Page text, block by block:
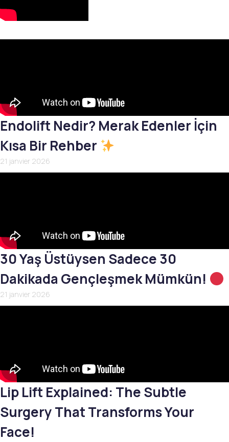
Endolift Nedir? Merak Edenler İçin
Kısa Bir Rehber
21 janvier 2026
30 Yaş Üstüysen Sadece 30
Dakikada Gençleşmek Mümkün!
21 janvier 2026
Lip Lift Explained: The Subtle
Surgery That Transforms Your
Face!